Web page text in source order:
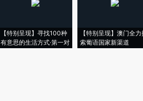
【特别呈现】寻找100种
有意思的生活方式·第一对
【特别呈现】澳门全力
索葡语国家新渠道